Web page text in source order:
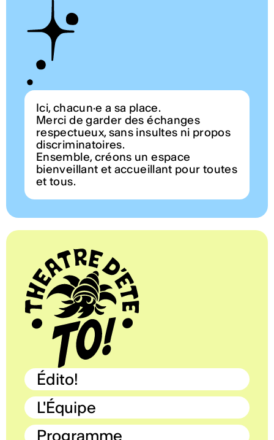
Ici, chacun·e a sa place.
Merci de garder des échanges
respectueux, sans insultes ni propos
discriminatoires.
Ensemble, créons un espace
bienveillant et accueillant pour toutes
et tous.
Édito!
L'Équipe
Programme